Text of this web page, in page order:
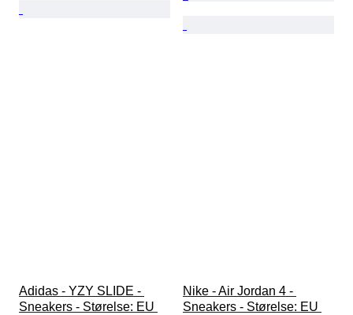
Adidas - YZY SLIDE -
Sneakers - Størelse: EU
Nike - Air Jordan 4 -
Sneakers - Størelse: EU